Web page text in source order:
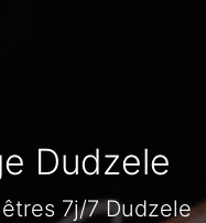
Dudzele
7j/7 Dudzele